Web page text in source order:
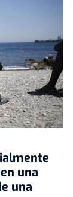
una
una